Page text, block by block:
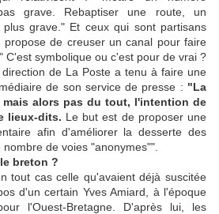
grave. Rebaptiser une route, un
grave." Et ceux qui sont partisans
de creuser un canal pour faire
symbolique ou c'est pour de vrai ?
de La Poste a tenu à faire une
de son service de presse : "La
alors pas du tout, l'intention de
lieux-dits. Le but est de proposer une
afin d'améliorer la desserte des
de voies "anonymes"".
breton ?
tout cas celle qu'avaient déjà suscitée
d'un certain Yves Amiard, à l'époque
l'Ouest-Bretagne. D'après lui, les